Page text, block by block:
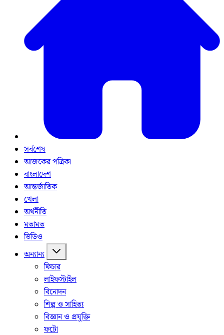
সর্বশেষ
আজকের পত্রিকা
বাংলাদেশ
আন্তর্জাতিক
খেলা
অর্থনীতি
মতামত
ভিডিও
অন্যান্য
ফিচার
লাইফস্টাইল
বিনোদন
শিল্প ও সাহিত্য
বিজ্ঞান ও প্রযুক্তি
ফটো